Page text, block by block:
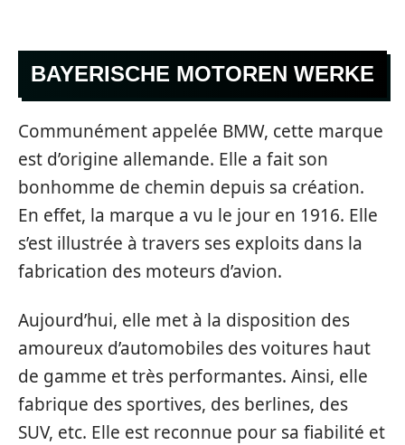
BAYERISCHE MOTOREN WERKE
Communément appelée BMW, cette marque
est d’origine allemande. Elle a fait son
bonhomme de chemin depuis sa création.
En effet, la marque a vu le jour en 1916. Elle
s’est illustrée à travers ses exploits dans la
fabrication des moteurs d’avion.
Aujourd’hui, elle met à la disposition des
amoureux d’automobiles des voitures haut
de gamme et très performantes. Ainsi, elle
fabrique des sportives, des berlines, des
SUV, etc. Elle est reconnue pour sa fiabilité et